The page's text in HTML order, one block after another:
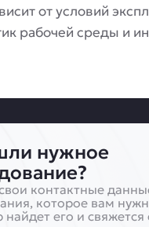
от условий
рабочей среды и
нужное
контактные
которое вам
его и свяжется